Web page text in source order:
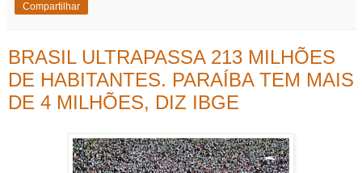
Compartilhar
BRASIL ULTRAPASSA 213 MILHÕES
DE HABITANTES. PARAÍBA TEM MAIS
DE 4 MILHÕES, DIZ IBGE